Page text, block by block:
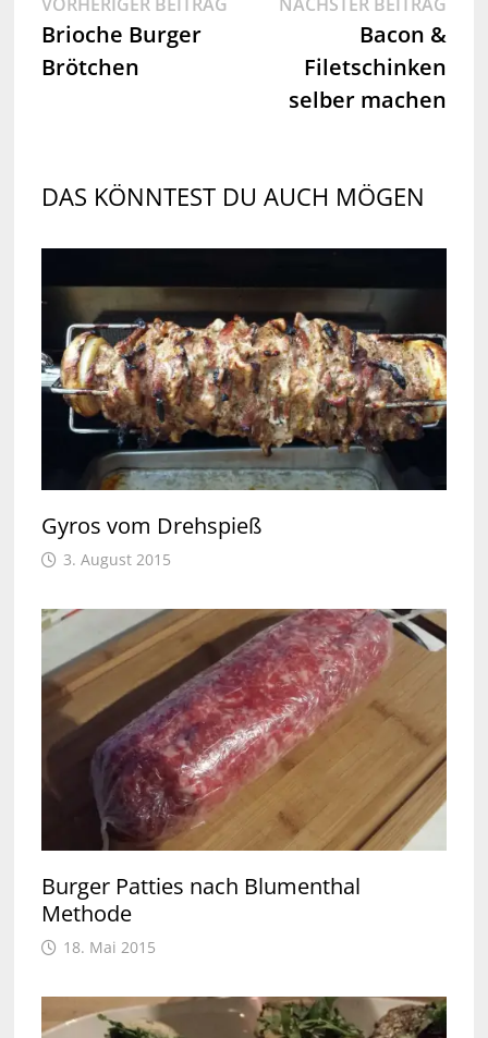
Brioche Burger
Brötchen
Bacon &
Filetschinken
selber machen
DAS KÖNNTEST DU AUCH MÖGEN
Gyros vom Drehspieß
3. August 2015
Burger Patties nach Blumenthal
Methode
18. Mai 2015